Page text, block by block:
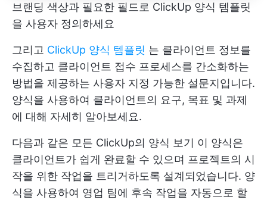
브랜딩 색상과 필요한 필드로 ClickUp 양식 템플릿
을 사용자 정의하세요
그리고 ClickUp 양식 템플릿 는 클라이언트 정보를
수집하고 클라이언트 접수 프로세스를 간소화하는
방법을 제공하는 사용자 지정 가능한 설문지입니다.
양식을 사용하여 클라이언트의 요구, 목표 및 과제
에 대해 자세히 알아보세요.
다음과 같은 모든 ClickUp의 양식 보기 이 양식은
클라이언트가 쉽게 완료할 수 있으며 프로젝트의 시
작을 위한 작업을 트리거하도록 설계되었습니다. 양
식을 사용하여 영업 팀에 후속 작업을 자동으로 할